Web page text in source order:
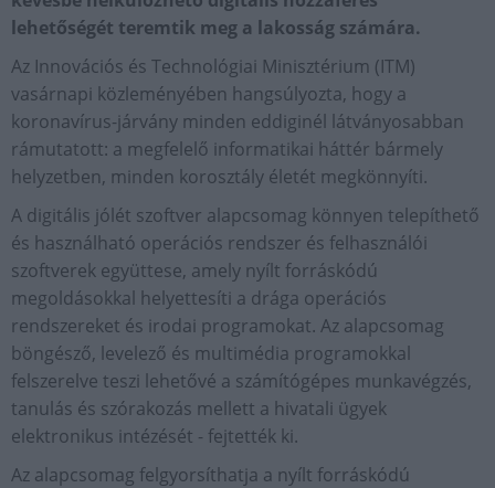
lehetőségét teremtik meg a lakosság számára.
Az Innovációs és Technológiai Minisztérium (ITM)
vasárnapi közleményében hangsúlyozta, hogy a
koronavírus-járvány minden eddiginél látványosabban
rámutatott: a megfelelő informatikai háttér bármely
helyzetben, minden korosztály életét megkönnyíti.
A digitális jólét szoftver alapcsomag könnyen telepíthető
és használható operációs rendszer és felhasználói
szoftverek együttese, amely nyílt forráskódú
megoldásokkal helyettesíti a drága operációs
rendszereket és irodai programokat. Az alapcsomag
böngésző, levelező és multimédia programokkal
felszerelve teszi lehetővé a számítógépes munkavégzés,
tanulás és szórakozás mellett a hivatali ügyek
elektronikus intézését - fejtették ki.
Az alapcsomag felgyorsíthatja a nyílt forráskódú